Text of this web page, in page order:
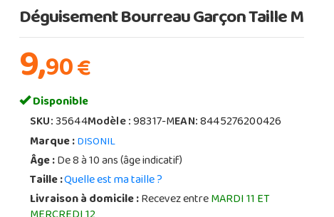
Déguisement Bourreau Garçon Taille M
9,90€
Disponible
SKU:35644Modèle :98317-MEAN:8445276200426
Marque :DISONIL
Âge :De 8 à 10 ans (âge indicatif)
Taille :Quelle est ma taille ?
Livraison à domicile :Recevez entreMARDI 11 ET